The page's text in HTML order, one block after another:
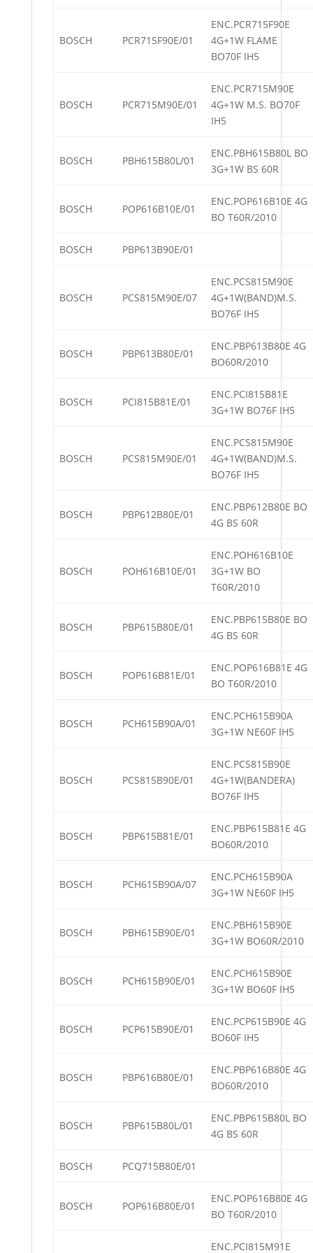
BOSCH PCR715F90E/01
ENC.PCR715F90E
4G+1W FLAME
BO70F IH5
BOSCH PCR715M90E/01
ENC.PCR715M90E
4G+1W M.S. BO70F
IH5
BOSCH PBH615B80L/01
ENC.PBH615B80L BO
3G+1W BS 60R
BOSCH POP616B10E/01
ENC.POP616B10E 4G
BO T60R/2010
BOSCH PBP613B90E/01
BOSCH PCS815M90E/07
ENC.PCS815M90E
4G+1W(BAND)M.S.
BO76F IH5
BOSCH PBP613B80E/01
ENC.PBP613B80E 4G
BO60R/2010
BOSCH PCI815B81E/01
ENC.PCI815B81E
3G+1W BO76F IH5
BOSCH PCS815M90E/01
ENC.PCS815M90E
4G+1W(BAND)M.S.
BO76F IH5
BOSCH PBP612B80E/01
ENC.PBP612B80E BO
4G BS 60R
BOSCH POH616B10E/01
ENC.POH616B10E
3G+1W BO
T60R/2010
BOSCH PBP615B80E/01
ENC.PBP615B80E BO
4G BS 60R
BOSCH POP616B81E/01
ENC.POP616B81E 4G
BO T60R/2010
BOSCH PCH615B90A/01
ENC.PCH615B90A
3G+1W NE60F IH5
BOSCH PCS815B90E/01
ENC.PCS815B90E
4G+1W(BANDERA)
BO76F IH5
BOSCH PBP615B81E/01
ENC.PBP615B81E 4G
BO60R/2010
BOSCH PCH615B90A/07
ENC.PCH615B90A
3G+1W NE60F IH5
BOSCH PBH615B90E/01
ENC.PBH615B90E
3G+1W BO60R/2010
BOSCH PCH615B90E/01
ENC.PCH615B90E
3G+1W BO60F IH5
BOSCH PCP615B90E/01
ENC.PCP615B90E 4G
BO60F IH5
BOSCH PBP616B80E/01
ENC.PBP616B80E 4G
BO60R/2010
BOSCH PBP615B80L/01
ENC.PBP615B80L BO
4G BS 60R
BOSCH PCQ715B80E/01
BOSCH POP616B80E/01
ENC.POP616B80E 4G
BO T60R/2010
ENC.PCI815M91E